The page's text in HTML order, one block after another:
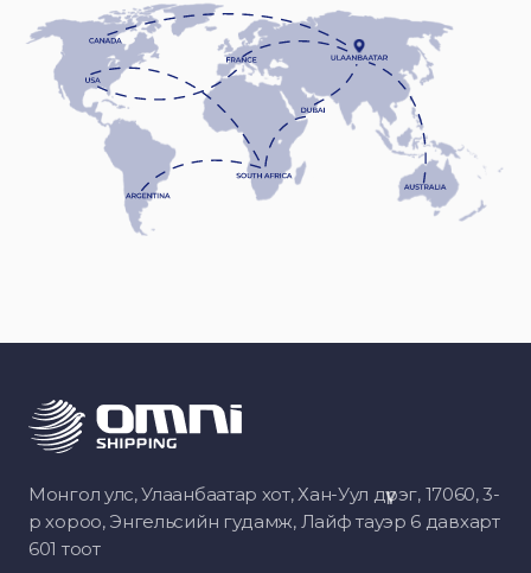
Монгол улс, Улаанбаатар хот, Хан-Уул дүүрэг, 17060, 3-
р хороо, Энгельсийн гудамж, Лайф тауэр 6 давхарт
601 тоот